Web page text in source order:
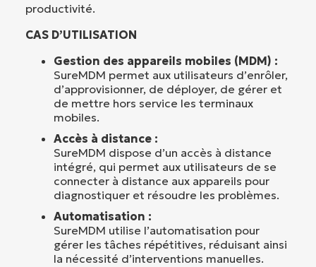
productivité.
CAS D’UTILISATION
Gestion des appareils mobiles (MDM) :
SureMDM permet aux utilisateurs d’enrôler,
d’approvisionner, de déployer, de gérer et
de mettre hors service les terminaux
mobiles.
Accès à distance :
SureMDM dispose d’un accès à distance
intégré, qui permet aux utilisateurs de se
connecter à distance aux appareils pour
diagnostiquer et résoudre les problèmes.
Automatisation :
SureMDM utilise l’automatisation pour
gérer les tâches répétitives, réduisant ainsi
la nécessité d’interventions manuelles.